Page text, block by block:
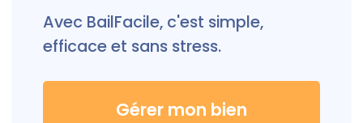
Avec BailFacile, c'est simple,
efficace et sans stress.
Gérer mon bien